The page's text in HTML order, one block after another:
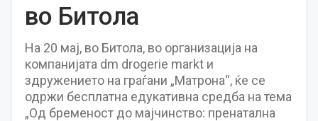
во Битола
На 20 мај, во Битола, во организација на
компанијата dm drogerie markt и
здружението на граѓани „Матрона“, ќе се
одржи бесплатна едукативна средба на тема
„Од бременост до мајчинство: пренатална